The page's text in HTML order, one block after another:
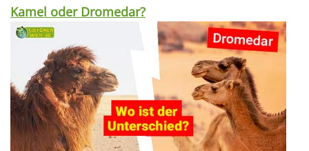
Kamel oder Dromedar?